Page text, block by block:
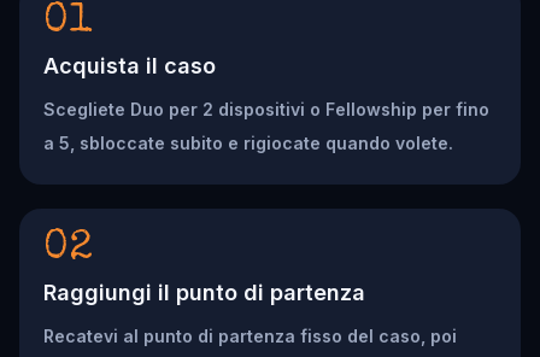
01
Acquista il caso
Scegliete Duo per 2 dispositivi o Fellowship per fino
a 5, sbloccate subito e rigiocate quando volete.
02
Raggiungi il punto di partenza
Recatevi al punto di partenza fisso del caso, poi